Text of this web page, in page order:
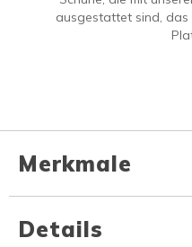
ausgestattet sind, das
Merkmale
Details